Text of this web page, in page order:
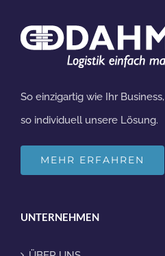
So einzigartig wie Ihr Business,
so individuell unsere Lösung.
MEHR ERFAHREN
UNTERNEHMEN